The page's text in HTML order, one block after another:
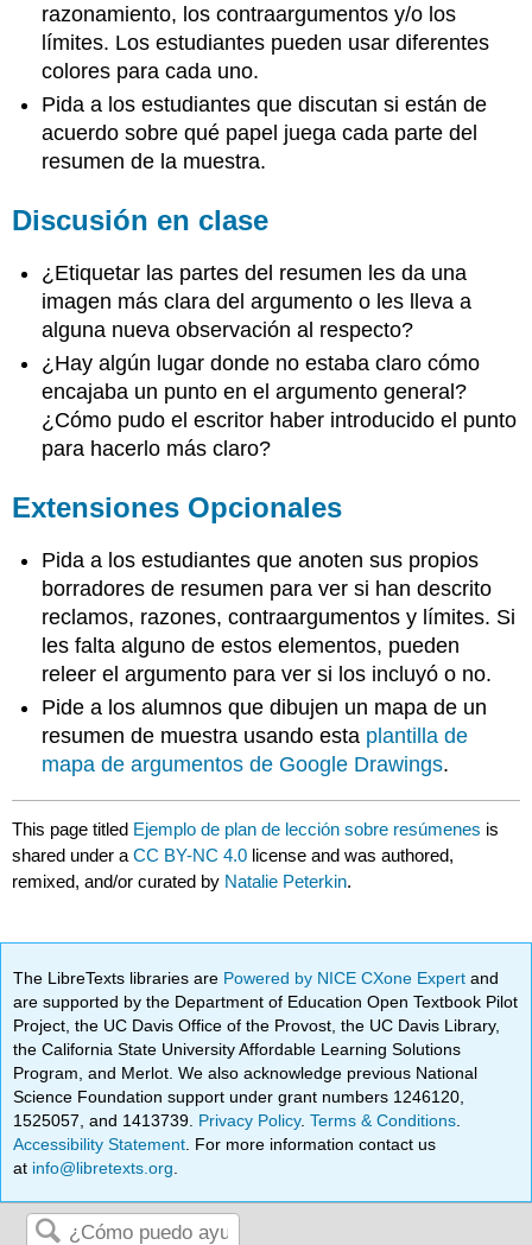
razonamiento, los contraargumentos y/o los
límites. Los estudiantes pueden usar diferentes
colores para cada uno.
Pida a los estudiantes que discutan si están de
acuerdo sobre qué papel juega cada parte del
resumen de la muestra.
Discusión en clase
¿Etiquetar las partes del resumen les da una
imagen más clara del argumento o les lleva a
alguna nueva observación al respecto?
¿Hay algún lugar donde no estaba claro cómo
encajaba un punto en el argumento general?
¿Cómo pudo el escritor haber introducido el punto
para hacerlo más claro?
Extensiones Opcionales
Pida a los estudiantes que anoten sus propios
borradores de resumen para ver si han descrito
reclamos, razones, contraargumentos y límites. Si
les falta alguno de estos elementos, pueden
releer el argumento para ver si los incluyó o no.
Pide a los alumnos que dibujen un mapa de un
resumen de muestra usando esta plantilla de
mapa de argumentos de Google Drawings.
This page titled Ejemplo de plan de lección sobre resúmenes is
shared under aCC BY-NC 4.0 license and was authored,
remixed, and/or curated by Natalie Peterkin.
The LibreTexts libraries are Powered by NICE CXone Expertand
are supported by the Department of Education Open Textbook Pilot
Project, the UC Davis Office of the Provost, the UC Davis Library,
the California State University Affordable Learning Solutions
Program, and Merlot. We also acknowledge previous National
Science Foundation support under grant numbers 1246120,
1525057, and 1413739. Privacy Policy.Terms & Conditions
Accessibility Statement . For more information contact us
at info@libretexts.org